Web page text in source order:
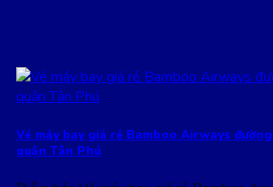
Vé máy bay giá rẻ Bamboo Airways
quận Tân Phú